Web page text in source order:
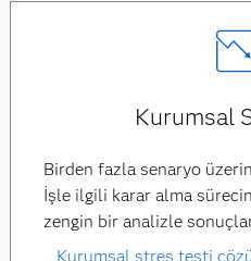
Kurumsal
Birden fazla senaryo
İşle ilgili karar alma
zengin bir analizle
Kurumsal stres testi